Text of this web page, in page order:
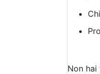
Non